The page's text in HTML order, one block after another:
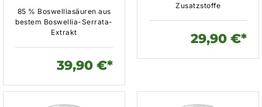
85 % Boswelliasäuren aus
bestem Boswellia-Serrata-
Extrakt
39,90 €*
Zusatzstoffe
29,90 €*